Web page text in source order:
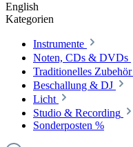
English
Kategorien
Instrumente
Noten, CDs & DVDs
Traditionelles Zubehör
Beschallung & DJ
Licht
Studio & Recording
Sonderposten %